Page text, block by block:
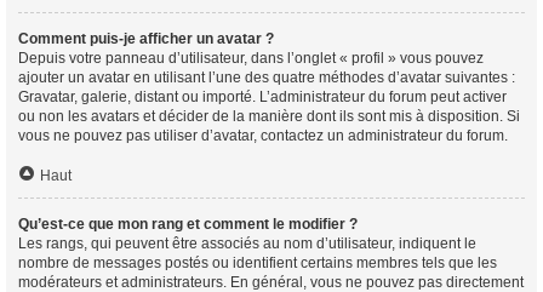
Comment puis-je afficher un avatar ?
Depuis votre panneau d’utilisateur, dans l’onglet « profil » vous pouvez
ajouter un avatar en utilisant l’une des quatre méthodes d’avatar suivantes :
Gravatar, galerie, distant ou importé. L’administrateur du forum peut activer
ou non les avatars et décider de la manière dont ils sont mis à disposition. Si
vous ne pouvez pas utiliser d’avatar, contactez un administrateur du forum.
Haut
Qu’est-ce que mon rang et comment le modifier ?
Les rangs, qui peuvent être associés au nom d’utilisateur, indiquent le
nombre de messages postés ou identifient certains membres tels que les
modérateurs et administrateurs. En général, vous ne pouvez pas directement